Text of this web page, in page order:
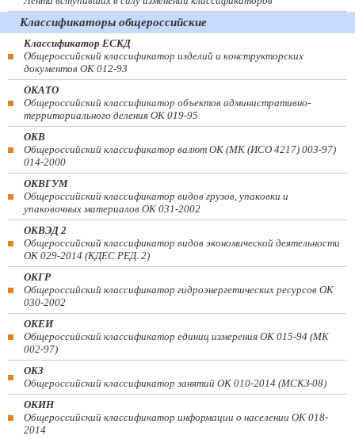
Классификаторы общероссийские
Классификатор ЕСКД
Общероссийский классификатор изделий и конструкторских
документов ОК 012-93
ОКАТО
Общероссийский классификатор объектов административно-
территориального деления ОК 019-95
ОКВ
Общероссийский классификатор валют ОК (МК (ИСО 4217) 003-97)
014-2000
ОКВГУМ
Общероссийский классификатор видов грузов, упаковки и
упаковочных материалов ОК 031-2002
ОКВЭД 2
Общероссийский классификатор видов экономической деятельности
ОК 029-2014 (КДЕС РЕД. 2)
ОКГР
Общероссийский классификатор гидроэнергетических ресурсов ОК
030-2002
ОКЕИ
Общероссийский классификатор единиц измерения ОК 015-94 (МК
002-97)
ОКЗ
Общероссийский классификатор занятий ОК 010-2014 (МСКЗ-08)
ОКИН
Общероссийский классификатор информации о населении ОК 018-
2014